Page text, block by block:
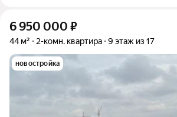
6 950 000 ₽
44 м² 2-комн. квартира 9 этаж из 17
новостройка